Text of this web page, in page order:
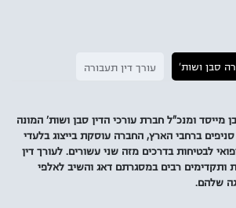
סבן ושות' עורך דין תעבורה
מייסד ומנכ"ל חברת עורכי הדין סבן ושות' המונה
ברחבי הארץ, החברה עוסקת בייצוג בלעדי
לבטיחות בדרכים מזה שני עשורים. לעורך דין
ותקדימים רבים במסגרתם דאג והשיב לאלפי
שלהם.